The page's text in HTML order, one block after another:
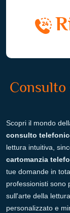
Consulto
Scopri il mondo
consulto
lettura intuitiva,
cartomanzia
tue domande in
professionisti sono
sull'arte della
personalizzato e